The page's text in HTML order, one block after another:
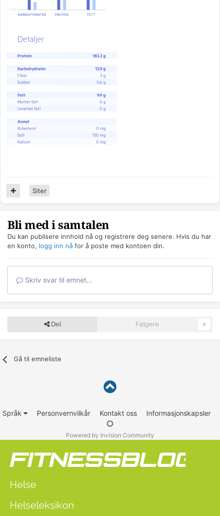
Siter
Bli med i samtalen
Du kan publisere innhold nå og registrere deg senere. Hvis du har
en konto, logg inn nå for å poste med kontoen din.
Skriv svar til emnet...
Del Følgere 0
Gå til emneliste
Språk Personvernvilkår Kontakt oss Informasjonskapsler
Powered by Invision Community
Helse
Helseleksikon